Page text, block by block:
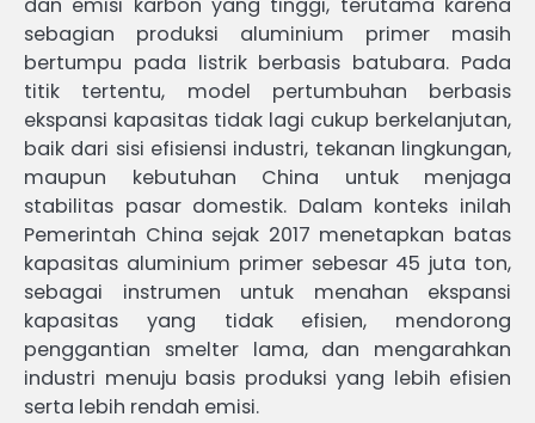
dan emisi karbon yang tinggi, terutama karena
sebagian produksi aluminium primer masih
bertumpu pada listrik berbasis batubara. Pada
titik tertentu, model pertumbuhan berbasis
ekspansi kapasitas tidak lagi cukup berkelanjutan,
baik dari sisi efisiensi industri, tekanan lingkungan,
maupun kebutuhan China untuk menjaga
stabilitas pasar domestik. Dalam konteks inilah
Pemerintah China sejak 2017 menetapkan batas
kapasitas aluminium primer sebesar 45 juta ton,
sebagai instrumen untuk menahan ekspansi
kapasitas yang tidak efisien, mendorong
penggantian smelter lama, dan mengarahkan
industri menuju basis produksi yang lebih efisien
serta lebih rendah emisi.